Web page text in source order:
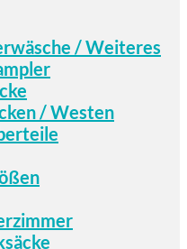
/ Weiteres
/ Westen